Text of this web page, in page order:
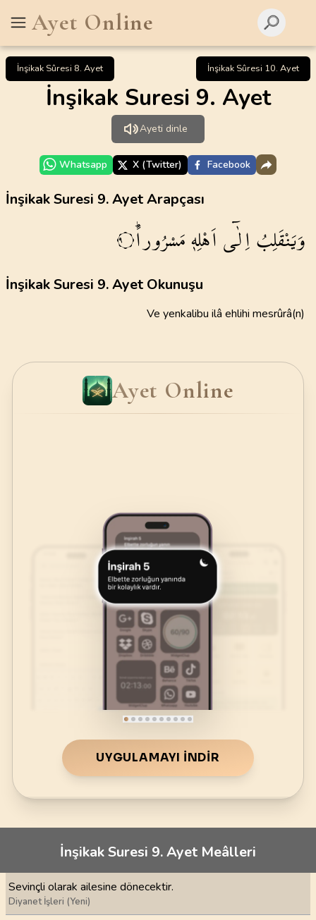
Ayet Online
İnşikak Sûresi 8. Ayet İnşikak Sûresi 10. Ayet
İnşikak Suresi 9. Ayet
Ayeti dinle
Whatsapp X (Twitter) Facebook
İnşikak Suresi 9. Ayet Arapçası
وَيَنْقَلِبُاِلٰٓىاَهْلِه۪مَسْرُوراًۜ ٩
İnşikak Suresi 9. Ayet Okunuşu
Ve yenkalibu ilâ ehlihi mesrûrâ(n)
Ayet Online
UYGULAMAYI İNDIR
İnşikak Suresi 9. Ayet Meâlleri
Sevinçli olarak ailesine dönecektir.
Diyanet İşleri (Yeni)